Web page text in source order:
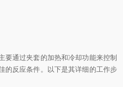
通过夹套的加热和冷却功能来控制
的反应条件。以下是其详细的工作步